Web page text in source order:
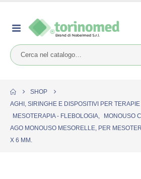
SHOP
AGHI, SIRINGHE E DISPOSITIVI PER TERAPIE
MESOTERAPIA - FLEBOLOGIA,
MONOUSO
AGO MONOUSO MESORELLE, PER
X 6 MM.